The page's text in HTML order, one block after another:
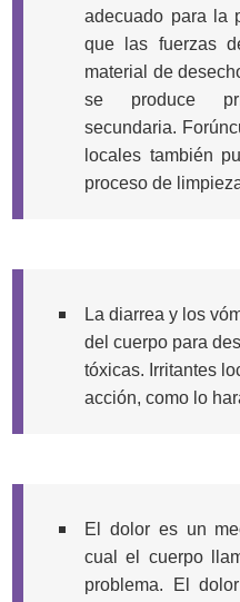
adecuado para la
que las fuerzas
material de
se produce
secundaria.
locales también
proceso de
La diarrea y los
del cuerpo para
tóxicas. Irritantes
acción, como lo
El dolor es un
cual el cuerpo
problema. El